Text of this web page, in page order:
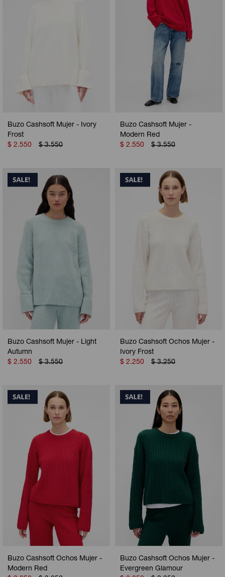
Buzo Cashsoft Mujer - Ivory
Frost
$ 2.550 $ 3.550
Buzo Cashsoft Mujer -
Modern Red
$ 2.550 $ 3.550
Buzo Cashsoft Mujer - Light
Autumn
$ 2.550 $ 3.550
Buzo Cashsoft Ochos Mujer -
Ivory Frost
$ 2.250 $ 3.250
Buzo Cashsoft Ochos Mujer -
Modern Red
Buzo Cashsoft Ochos Mujer -
Evergreen Glamour